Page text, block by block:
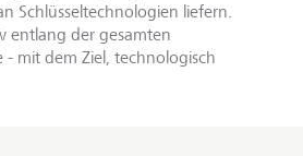
Schlüsseltechnologien liefern.
entlang der gesamten
mit dem Ziel, technologisch